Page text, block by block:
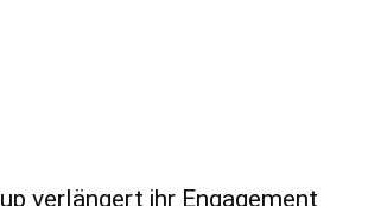
verlängert ihr Engagement